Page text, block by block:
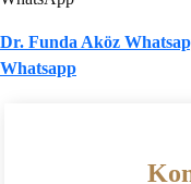
Dr. Funda Aköz
Whatsapp